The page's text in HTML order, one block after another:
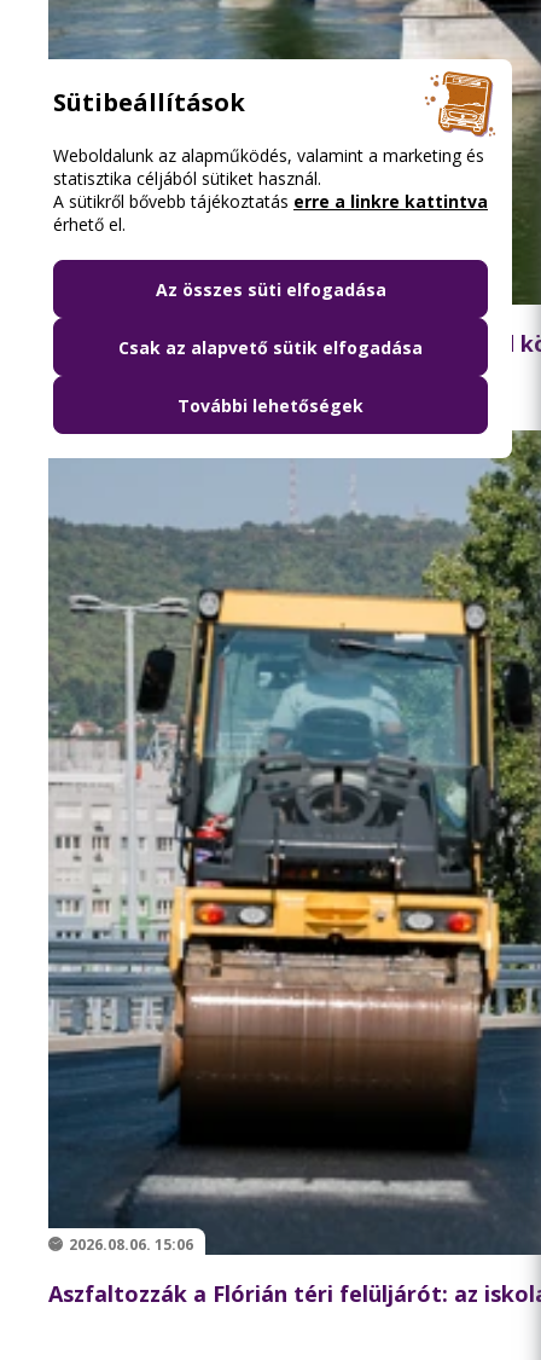
2026.08.06. 18:15
Lezárják péntek hajnalban a Szabadság híd
2026.08.06. 15:06
Aszfaltozzák a Flórián téri felüljárót: az
Sütibeállítások
Weboldalunk az alapműködés, valamint a marketing és
statisztika céljából sütiket használ.
A sütikről bővebb tájékoztatás erre a linkre kattintva
érhető el.
Az összes süti elfogadása
Csak az alapvető sütik elfogadása
További lehetőségek